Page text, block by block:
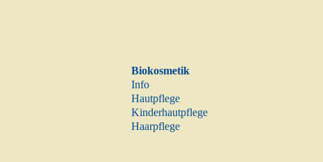
Biokosmetik
Info
Hautpflege
Kinderhautpflege
Haarpflege